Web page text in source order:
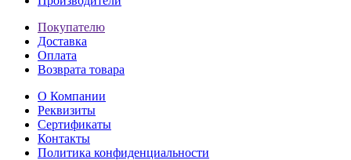
Покупателю
Доставка
Оплата
Возврата товара
О Компании
Реквизиты
Сертификаты
Контакты
Политика конфиденциальности